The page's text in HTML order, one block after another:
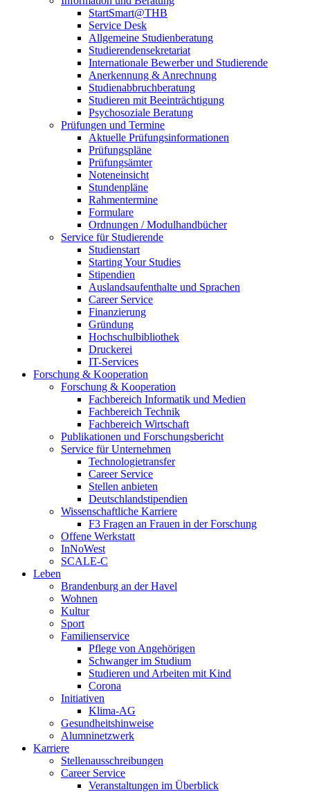
StartSmart@THB
Service Desk
Allgemeine Studienberatung
Studierendensekretariat
Internationale Bewerber und Studierende
Anerkennung & Anrechnung
Studienabbruchberatung
Studieren mit Beeinträchtigung
Psychosoziale Beratung
Prüfungen und Termine
Aktuelle Prüfungsinformationen
Prüfungspläne
Prüfungsämter
Noteneinsicht
Stundenpläne
Rahmentermine
Formulare
Ordnungen / Modulhandbücher
Service für Studierende
Studienstart
Starting Your Studies
Stipendien
Auslandsaufenthalte und Sprachen
Career Service
Finanzierung
Gründung
Hochschulbibliothek
Druckerei
IT-Services
Forschung & Kooperation
Forschung & Kooperation
Fachbereich Informatik und Medien
Fachbereich Technik
Fachbereich Wirtschaft
Publikationen und Forschungsbericht
Service für Unternehmen
Technologietransfer
Career Service
Stellen anbieten
Deutschlandstipendien
Wissenschaftliche Karriere
F3 Fragen an Frauen in der Forschung
Offene Werkstatt
InNoWest
SCALE-C
Leben
Brandenburg an der Havel
Wohnen
Kultur
Sport
Familienservice
Pflege von Angehörigen
Schwanger im Studium
Studieren und Arbeiten mit Kind
Corona
Initiativen
Klima-AG
Gesundheitshinweise
Alumninetzwerk
Karriere
Stellenausschreibungen
Career Service
Veranstaltungen im Überblick